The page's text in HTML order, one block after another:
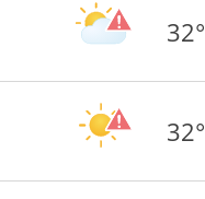
32°
32°